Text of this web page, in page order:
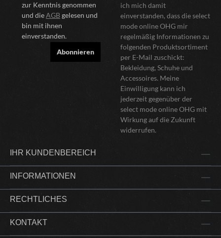
zur Kenntnis genommen
und dieAGBgelesen und
bin mit ihnen
einverstanden.
Abonnieren
ich mich damit
einverstanden, dass die select
mode online OHG mir
regelmäßig Informationen zu
folgenden Produktsortiment
per E-Mail zuschickt:
Bekleidung, Schuhe und
Accessoires. Meine
Einwilligung kann ich
jederzeit gegenüber der
select mode online OHG mit
Wirkung auf die Zukunft
widerrufen.
IHR KUNDENBEREICH
INFORMATIONEN
RECHTLICHES
KONTAKT